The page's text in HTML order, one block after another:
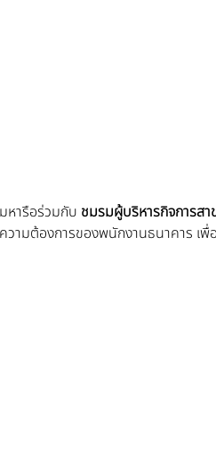
หารือร่วมกับ ชมรมผู้บริหารกิจการสา
ามต้องการของพนักงานธนาคาร เพื่